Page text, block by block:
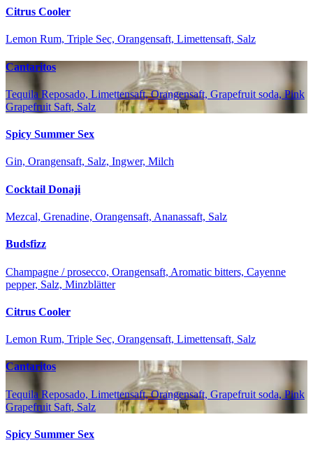
Citrus Cooler
Lemon Rum, Triple Sec, Orangensaft, Limettensaft, Salz
Cantaritos
Tequila Reposado, Limettensaft, Orangensaft, Grapefruit soda, Pink
Grapefruit Saft, Salz
Spicy Summer Sex
Gin, Orangensaft, Salz, Ingwer, Milch
Cocktail Donaji
Mezcal, Grenadine, Orangensaft, Ananassaft, Salz
Budsfizz
Champagne / prosecco, Orangensaft, Aromatic bitters, Cayenne
pepper, Salz, Minzblätter
Citrus Cooler
Lemon Rum, Triple Sec, Orangensaft, Limettensaft, Salz
Cantaritos
Tequila Reposado, Limettensaft, Orangensaft, Grapefruit soda, Pink
Grapefruit Saft, Salz
Spicy Summer Sex